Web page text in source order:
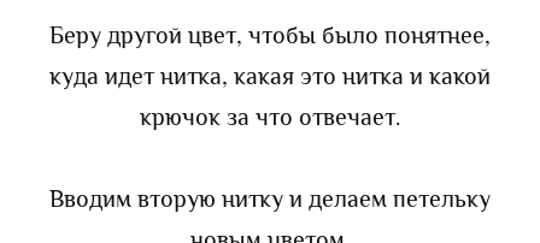
Беру другой цвет, чтобы было понятнее,
куда идет нитка, какая это нитка и какой
крючок за что отвечает.
Вводим вторую нитку и делаем петельку